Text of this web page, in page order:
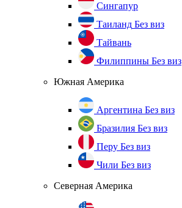
Сингапур
Таиланд Без виз
Тайвань
Филиппины Без виз
Южная Америка
Аргентина Без виз
Бразилия Без виз
Перу Без виз
Чили Без виз
Северная Америка